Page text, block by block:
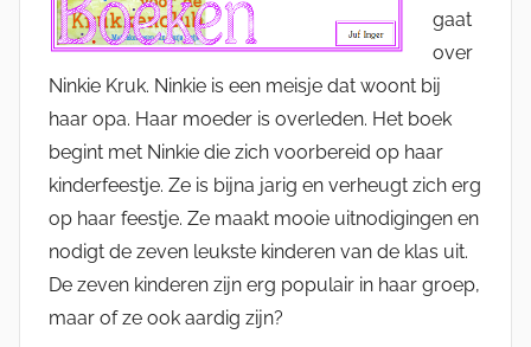
gaat
over
Ninkie Kruk. Ninkie is een meisje dat woont bij
haar opa. Haar moeder is overleden. Het boek
begint met Ninkie die zich voorbereid op haar
kinderfeestje. Ze is bijna jarig en verheugt zich erg
op haar feestje. Ze maakt mooie uitnodigingen en
nodigt de zeven leukste kinderen van de klas uit.
De zeven kinderen zijn erg populair in haar groep,
maar of ze ook aardig zijn?